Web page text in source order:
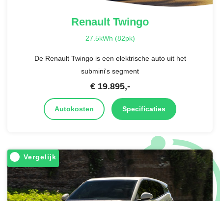
RenaultTwingo
27.5kWh (82pk)
De Renault Twingo is een elektrische auto uit het
submini's segment
€ 19.895,-
Autokosten Specificaties
Vergelijk